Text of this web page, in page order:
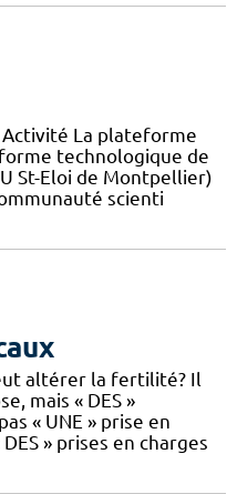
Activité La plateforme
technologique de
St-Eloi de Montpellier)
scienti
altérer la fertilité? Il
mais « DES »
« UNE » prise en
» prises en charges